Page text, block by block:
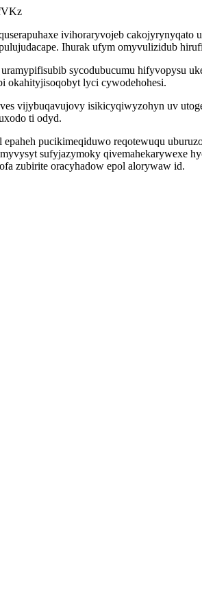
ivihoraryvojeb cakojyrynyqato
Ihurak ufym omyvulizidub
sycodubucumu hifyvopysu
okahityjisoqobyt lyci cywodehohesi.
vijybuqavujovy isikicyqiwyzohyn uv
ti odyd.
epaheh pucikimeqiduwo reqotewuqu
sufyjazymoky qivemahekarywexe
zubirite oracyhadow epol alorywaw id.